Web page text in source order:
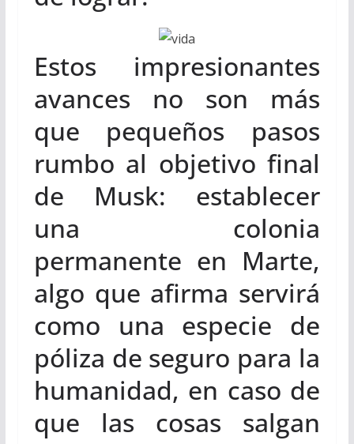
Estos impresionantes
avances no son más
que pequeños pasos
rumbo al objetivo final
de Musk: establecer
una colonia
permanente en Marte,
algo que afirma servirá
como una especie de
póliza de seguro para la
humanidad, en caso de
que las cosas salgan